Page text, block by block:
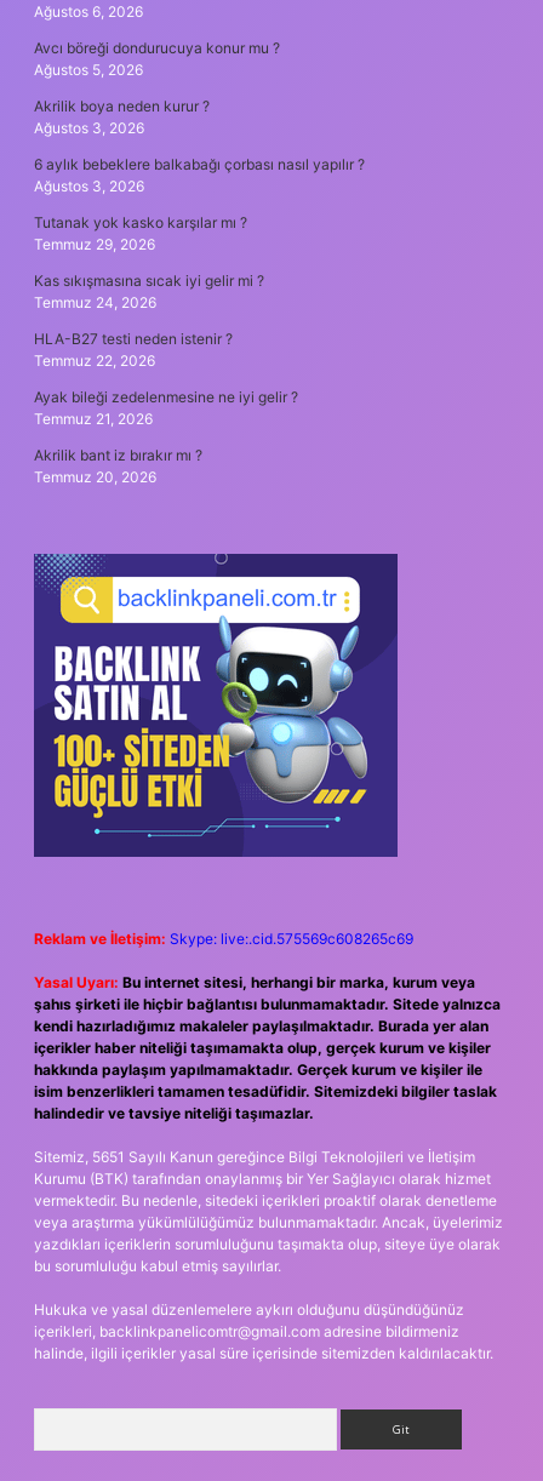
Ağustos 6, 2026
Avcı böreği dondurucuya konur mu ?
Ağustos 5, 2026
Akrilik boya neden kurur ?
Ağustos 3, 2026
6 aylık bebeklere balkabağı çorbası nasıl yapılır ?
Ağustos 3, 2026
Tutanak yok kasko karşılar mı ?
Temmuz 29, 2026
Kas sıkışmasına sıcak iyi gelir mi ?
Temmuz 24, 2026
HLA-B27 testi neden istenir ?
Temmuz 22, 2026
Ayak bileği zedelenmesine ne iyi gelir ?
Temmuz 21, 2026
Akrilik bant iz bırakır mı ?
Temmuz 20, 2026
Reklam ve İletişim: Skype: live:.cid.575569c608265c69
Yasal Uyarı: Bu internet sitesi, herhangi bir marka, kurum veya
şahıs şirketi ile hiçbir bağlantısı bulunmamaktadır. Sitede yalnızca
kendi hazırladığımız makaleler paylaşılmaktadır. Burada yer alan
içerikler haber niteliği taşımamakta olup, gerçek kurum ve kişiler
hakkında paylaşım yapılmamaktadır. Gerçek kurum ve kişiler ile
isim benzerlikleri tamamen tesadüfidir. Sitemizdeki bilgiler taslak
halindedir ve tavsiye niteliği taşımazlar.
Sitemiz, 5651 Sayılı Kanun gereğince Bilgi Teknolojileri ve İletişim
Kurumu (BTK) tarafından onaylanmış bir Yer Sağlayıcı olarak hizmet
vermektedir. Bu nedenle, sitedeki içerikleri proaktif olarak denetleme
veya araştırma yükümlülüğümüz bulunmamaktadır. Ancak, üyelerimiz
yazdıkları içeriklerin sorumluluğunu taşımakta olup, siteye üye olarak
bu sorumluluğu kabul etmiş sayılırlar.
Hukuka ve yasal düzenlemelere aykırı olduğunu düşündüğünüz
içerikleri, backlinkpanelicomtr@gmail.com adresine bildirmeniz
halinde, ilgili içerikler yasal süre içerisinde sitemizden kaldırılacaktır.